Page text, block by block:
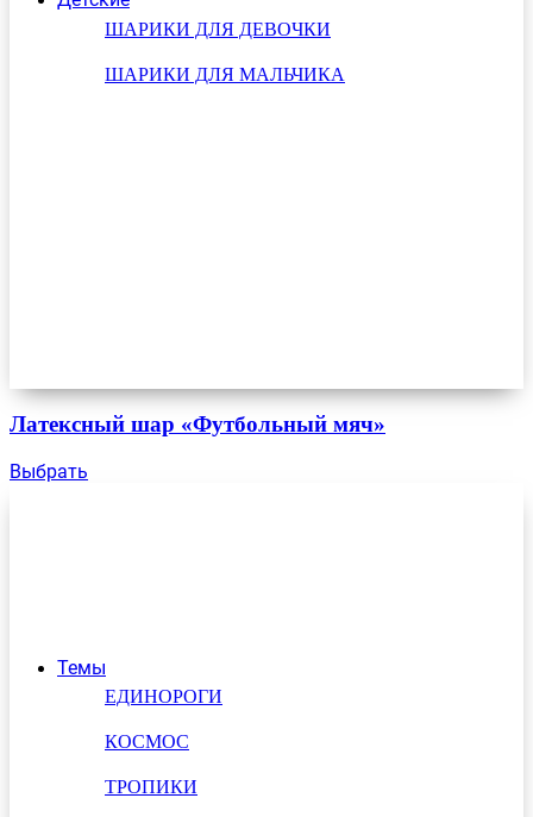
ШАРИКИ ДЛЯ ДЕВОЧКИ
ШАРИКИ ДЛЯ МАЛЬЧИКА
Темы
ЕДИНОРОГИ
КОСМОС
ТРОПИКИ
Латексный шар «Футбольный мяч»
Выбрать